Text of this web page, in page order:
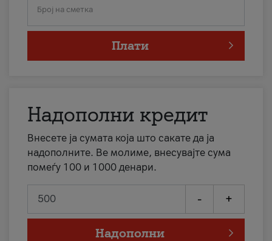
Број на сметка
Плати
Надополни кредит
Внесете ја сумата која што сакате да ја
надополните. Ве молиме, внесувајте сума
помеѓу 100 и 1000 денари.
- +
Надополни